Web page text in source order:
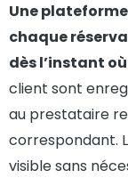
Une
chaque
dès l’instant
client sont
au prestataire
correspondant.
visible sans